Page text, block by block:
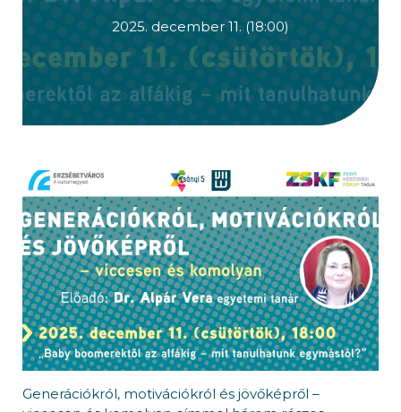
2025. december 11. (18:00)
Generációkról, motivációkról és jövőképről –